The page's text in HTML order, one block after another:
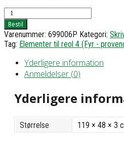
Skrivebordsplade
-
h3
d78
b119
Bestil
Varenummer: 699006P Kategori:
Tag: Elementer til reol 4 (Fyr -
Yderligere information
Anmeldelser (0)
Yderligere
Størrelse 119 × 48 × 3